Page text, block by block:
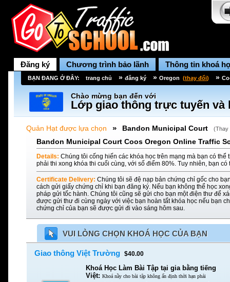
Đăng ký Chương trình bảo lãnh Thông tin khoá
BẠN ĐANG Ở ĐÂY: trang chủ » đăng ký » Oregon (thay đổi) »
Chào mừng bạn đến với
Lớp giao thông trực tuyến và
Quản Hạt được lựa chọn » Bandon Municipal Court (Thay
Bandon Municipal Court Coos Oregon Online Traffic
Details: Chúng tôi cống hiến các khóa học trên mạng mà bạn có
phải thi xong khóa thi cuối cùng, với số điểm 80%. Tuy nhiên, bạn
Certificate Delivery: Chúng tôi sẽ đệ nạp bản chứng chỉ gốc cho
cách gửi giấy chứng chỉ khi bạn đăng ký. Nếu bạn không thể học
pháp gửi tốc hành. Chúng tôi cũng sẽ gửi cho bạn một điện thư để
được gửi thư đi cùng ngày với việc bạn hoàn tất khóa học nếu bạn
chứng chỉ của bạn sẽ được gửi đi vào sáng hôm sau.
VUI LÒNG CHỌN KHOÁ HỌC CỦA BẠN
Giao thông Việt Trường $40.00
Khoá Học Làm Bài Tập tại gia bằng tiếng
Việt: Khoá nầy cho bài tập không ấn định thời hạn phải